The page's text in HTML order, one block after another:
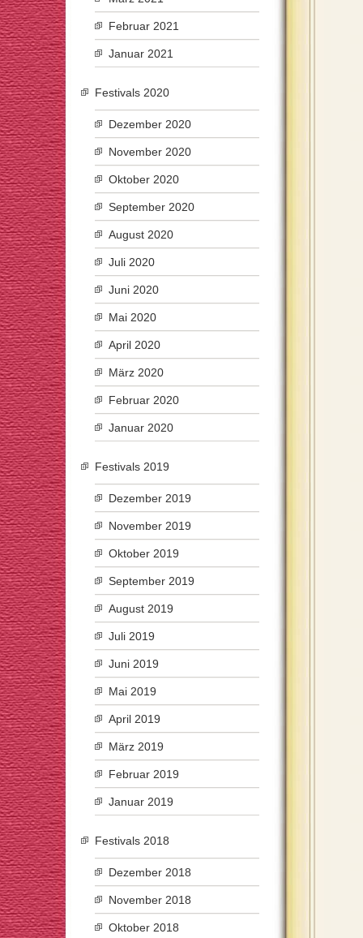
Februar 2021
Januar 2021
Festivals 2020
Dezember 2020
November 2020
Oktober 2020
September 2020
August 2020
Juli 2020
Juni 2020
Mai 2020
April 2020
März 2020
Februar 2020
Januar 2020
Festivals 2019
Dezember 2019
November 2019
Oktober 2019
September 2019
August 2019
Juli 2019
Juni 2019
Mai 2019
April 2019
März 2019
Februar 2019
Januar 2019
Festivals 2018
Dezember 2018
November 2018
Oktober 2018